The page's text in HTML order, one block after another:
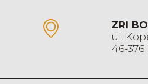
ZRI
ul.
46-